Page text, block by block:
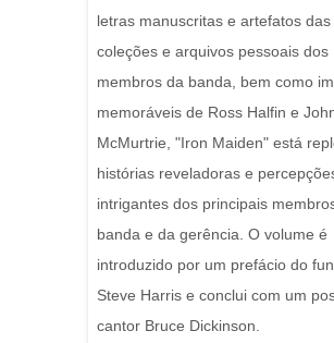
letras manuscritas e artefatos das
coleções e arquivos pessoais dos
membros da banda, bem como
memoráveis ​​de Ross Halfin e
McMurtrie, "Iron Maiden" está
histórias reveladoras e
intrigantes dos principais
banda e da gerência. O volume é
introduzido por um prefácio do
Steve Harris e conclui com um
cantor Bruce Dickinson.